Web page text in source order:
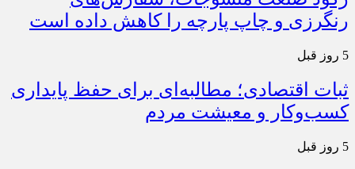
رنگرزی و چاپ پارچه را کاهش داده است
5 روز قبل
ثبات اقتصادی؛ مطالبه‌ای برای حفظ پایداری
کسب‌وکار و معیشت مردم
5 روز قبل